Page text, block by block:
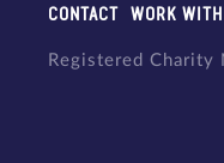
CONTACT WORK
Registered